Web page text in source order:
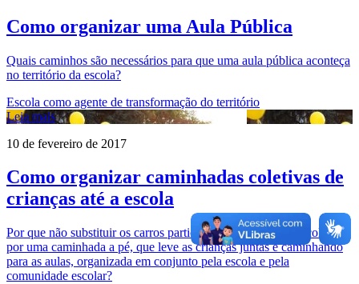
Como organizar uma Aula Pública
Quais caminhos são necessários para que uma aula pública aconteça
no território da escola?
Escola como agente de transformação do território
Leia mais
10 de fevereiro de 2017
Como organizar caminhadas coletivas de
crianças até a escola
Por que não substituir os carros particulares ou os ônibus escolares
por uma caminhada a pé, que leve as crianças juntas e caminhando
para as aulas, organizada em conjunto pela escola e pela
comunidade escolar?